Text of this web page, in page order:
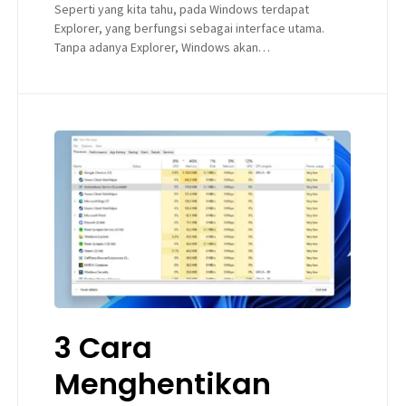
Seperti yang kita tahu, pada Windows terdapat
Explorer, yang berfungsi sebagai interface utama.
Tanpa adanya Explorer, Windows akan…
3 Cara
Menghentikan